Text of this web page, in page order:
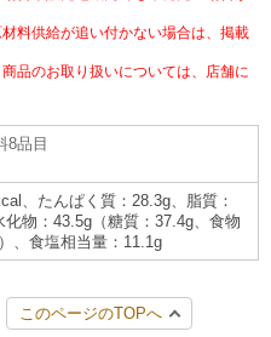
ネットショッピング
料供給が追い付かない場合は、掲載
品のお取り扱いについては、店舗に
8品目
、たんぱく質：28.3g、脂質：
化物：43.5g（糖質：37.4g、食物
、食塩相当量：11.1g
このページのTOPへ